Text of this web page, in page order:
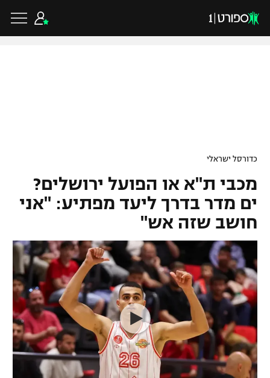
VOD
רץ ברשת
גביע הטוטו
ליגיונרים
גביע המדינה
נבחרת ישראל
מכבי חיפה
בית"ר ירושלים
מכבי תל אביב
ליגת האלופות
ליגה אירופית
ליגה אנגלית
ליגה גרמנית
ליגה ספרדית
ליגה איטלקית
ליגה צרפתית
כדורסל ישראלי
ליגת ווינר סל
ליגה לאומית
כדורסל נשים
מכבי תל אביב
הפועל חולון
הפועל ירושלים
כדורסל עולמי
NBA
יורוליג
יורוקאפ
ענפים נוספים
טניס
כדוריד
כדורעף
כדורסל ישראלי
מכבי ת"א או הפועל ירושלים?
ים מדר בדרך ליעד מפתיע: "אני
חושב שזה אש"